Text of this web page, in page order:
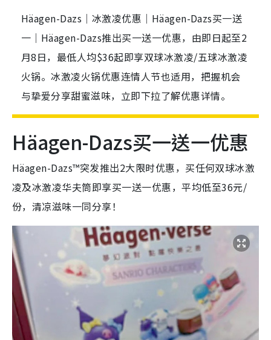
Häagen-Dazs｜冰激凌优惠｜Häagen-Dazs买一送
一｜Häagen-Dazs推出买一送一优惠，由即日起至2
月8日，最低人均$36起即享双球冰激凌/五球冰激凌
火锅。冰激凌火锅优惠连情人节也适用，把握机会
与挚爱分享甜蜜滋味，立即下拉了解优惠详情。
Häagen-Dazs买一送一优惠
Häagen-Dazs™突发推出2大限时优惠，买任何双球冰激
凌及冰激凌华夫筒即享买一送一优惠，平均低至36元/
份，清凉滋味一同分享！